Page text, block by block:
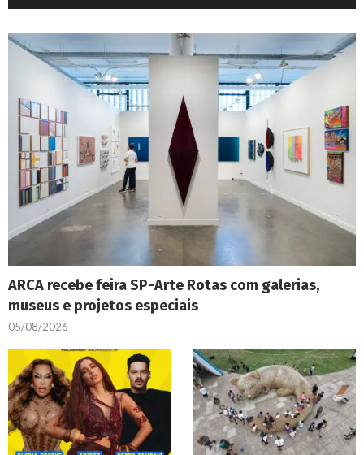
ARCA recebe feira SP-Arte Rotas com galerias,
museus e projetos especiais
05/08/2026